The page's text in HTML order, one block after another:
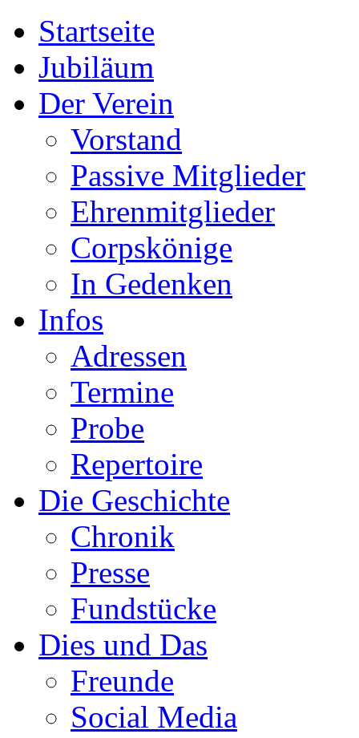
Startseite
Jubiläum
Der Verein
Vorstand
Passive Mitglieder
Ehrenmitglieder
Corpskönige
In Gedenken
Infos
Adressen
Termine
Probe
Repertoire
Die Geschichte
Chronik
Presse
Fundstücke
Dies und Das
Freunde
Social Media